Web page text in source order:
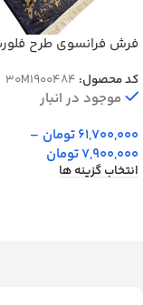
کد محصول: 30M1900484
موجود در انبار
61,700,000تومان –
7,900,000تومان
انتخاب گزینه ها